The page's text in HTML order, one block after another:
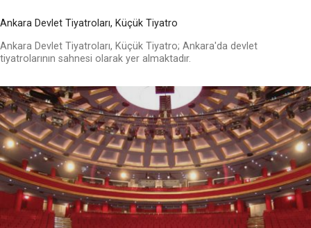
Ankara Devlet Tiyatroları, Küçük Tiyatro
Ankara Devlet Tiyatroları, Küçük Tiyatro; Ankara'da devlet
tiyatrolarının sahnesi olarak yer almaktadır.